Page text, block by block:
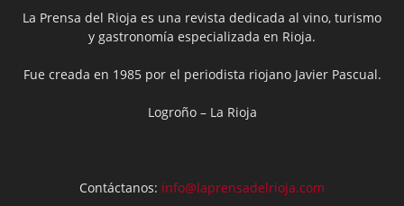
La Prensa del Rioja es una revista dedicada al vino, turismo
y gastronomía especializada en Rioja.
Fue creada en 1985 por el periodista riojano Javier Pascual.
Logroño – La Rioja
Contáctanos: info@laprensadelrioja.com